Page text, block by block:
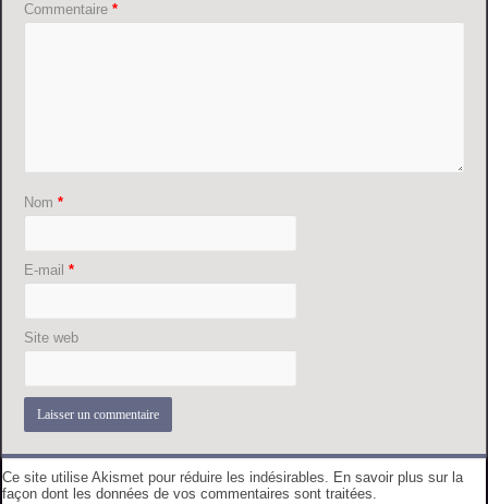
Commentaire*
Nom*
E-mail*
Site web
Ce site utilise Akismet pour réduire les indésirables. En savoir plus sur la
façon dont les données de vos commentaires sont traitées.